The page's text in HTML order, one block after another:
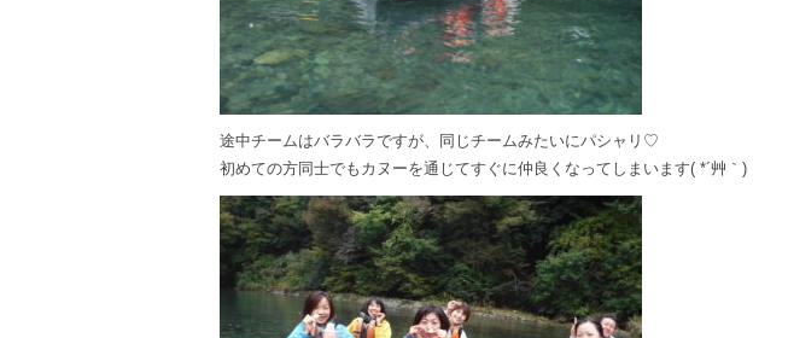
途中チームはバラバラですが、同じチームみたいにパシャリ♡
初めての方同士でもカヌーを通じてすぐに仲良くなってしまいます( *´艸｀)